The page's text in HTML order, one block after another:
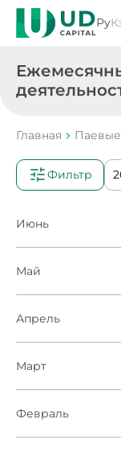
Ру
Главная
Фильтр
Июнь
Май
Апрель
Март
Февраль